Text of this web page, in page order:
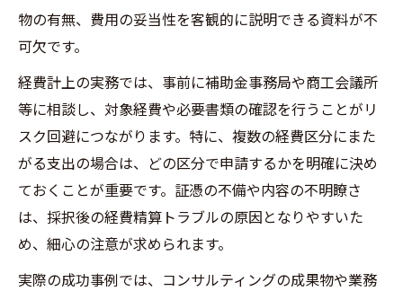
物の有無、費用の妥当性を客観的に説明できる資料が不
可欠です。
経費計上の実務では、事前に補助金事務局や商工会議所
等に相談し、対象経費や必要書類の確認を行うことがリ
スク回避につながります。特に、複数の経費区分にまた
がる支出の場合は、どの区分で申請するかを明確に決め
ておくことが重要です。証憑の不備や内容の不明瞭さ
は、採択後の経費精算トラブルの原因となりやすいた
め、細心の注意が求められます。
実際の成功事例では、コンサルティングの成果物や業務